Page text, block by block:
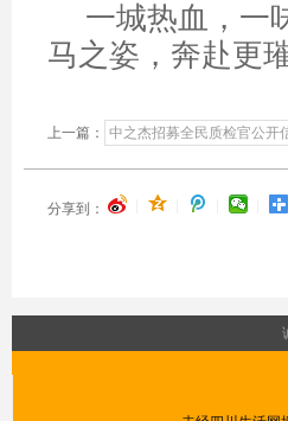
一城热血，一
马之姿，奔赴更
上一篇： 中之杰招募全民质检官公开
分享到：